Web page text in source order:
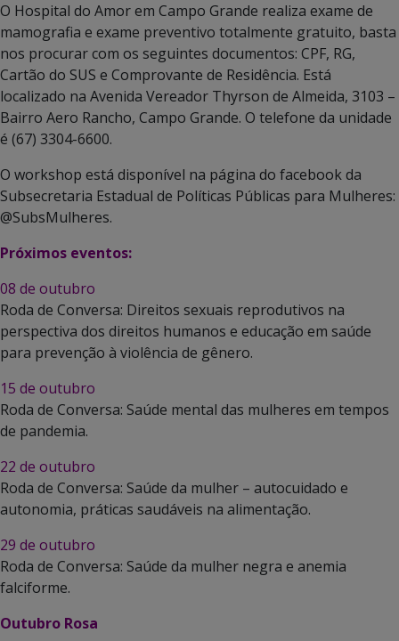
O Hospital do Amor em Campo Grande realiza exame de
mamografia e exame preventivo totalmente gratuito, basta
nos procurar com os seguintes documentos: CPF, RG,
Cartão do SUS e Comprovante de Residência. Está
localizado na Avenida Vereador Thyrson de Almeida, 3103 –
Bairro Aero Rancho, Campo Grande. O telefone da unidade
é (67) 3304-6600.
O workshop está disponível na página do facebook da
Subsecretaria Estadual de Políticas Públicas para Mulheres:
@SubsMulheres.
Próximos eventos:
08 de outubro
Roda de Conversa: Direitos sexuais reprodutivos na
perspectiva dos direitos humanos e educação em saúde
para prevenção à violência de gênero.
15 de outubro
Roda de Conversa: Saúde mental das mulheres em tempos
de pandemia.
22 de outubro
Roda de Conversa: Saúde da mulher – autocuidado e
autonomia, práticas saudáveis na alimentação.
29 de outubro
Roda de Conversa: Saúde da mulher negra e anemia
falciforme.
Outubro Rosa